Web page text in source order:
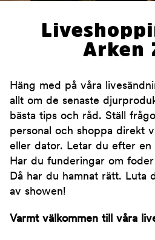
Arken
Häng med på våra
allt om de senaste
bästa tips och råd. Ställ
personal och shoppa direkt
eller dator. Letar du efter
Har du funderingar om
Då har du hamnat rätt. Luta
av showen!
Varmt välkommen till våra